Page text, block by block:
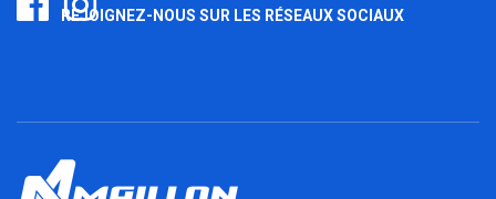
REJOIGNEZ-NOUS SUR LES RÉSEAUX SOCIAUX